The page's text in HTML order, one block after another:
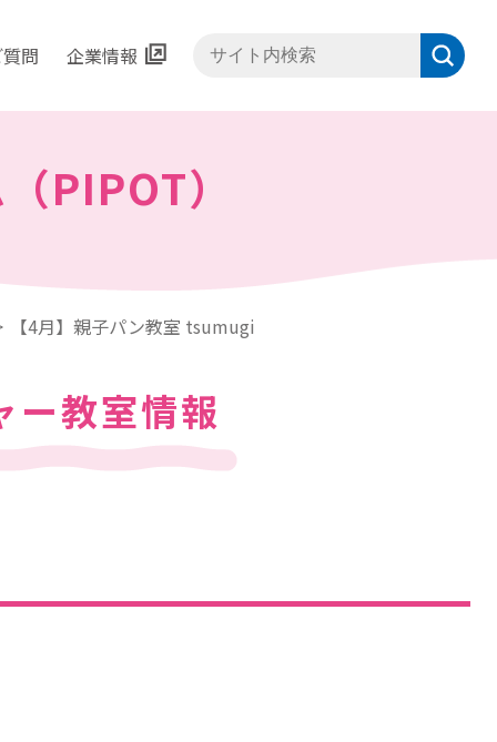
問 企業情報 サイト内検索
（PIPOT）
【4月】親子パン教室 tsumugi
ー教室情報